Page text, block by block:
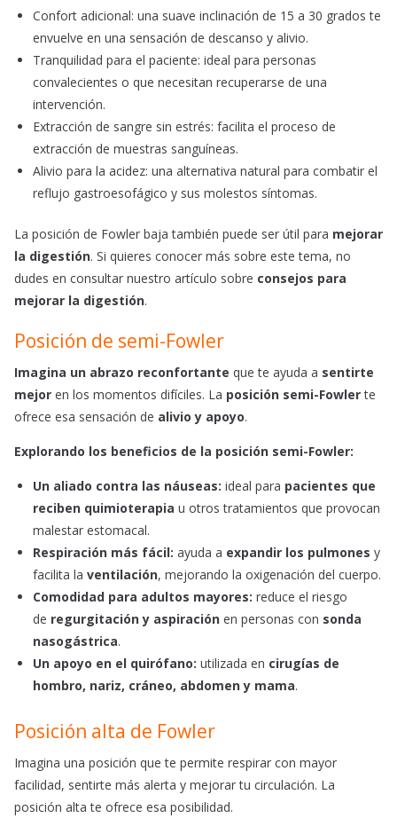
Confort adicional: una suave inclinación de 15 a 30 grados te
envuelve en una sensación de descanso y alivio.
Tranquilidad para el paciente: ideal para personas
convalecientes o que necesitan recuperarse de una
intervención.
Extracción de sangre sin estrés: facilita el proceso de
extracción de muestras sanguíneas.
Alivio para la acidez: una alternativa natural para combatir el
reflujo gastroesofágico y sus molestos síntomas.
La posición de Fowler baja también puede ser útil para mejorar
la digestión. Si quieres conocer más sobre este tema, no
dudes en consultar nuestro artículo sobre consejos para
mejorar la digestión.
Posición de semi-Fowler
Imagina un abrazo reconfortante que te ayuda a sentirte
mejor en los momentos difíciles. La posición semi-Fowlerte
ofrece esa sensación de alivio y apoyo.
Explorando los beneficios de la posición semi-Fowler:
Un aliado contra las náuseas: ideal para pacientes que
reciben quimioterapia u otros tratamientos que provocan
malestar estomacal.
Respiración más fácil: ayuda a expandir los pulmones y
facilita la ventilación, mejorando la oxigenación del cuerpo.
Comodidad para adultos mayores: reduce el riesgo
de regurgitación y aspiración en personas con sonda
nasogástrica.
Un apoyo en el quirófano: utilizada en cirugías de
hombro, nariz, cráneo, abdomen y mama.
Posición alta de Fowler
Imagina una posición que te permite respirar con mayor
facilidad, sentirte más alerta y mejorar tu circulación. La
posición alta te ofrece esa posibilidad.